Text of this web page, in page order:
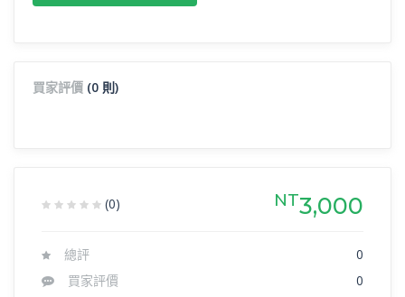
買家評價 (0 則)
(0) NT3,000
總評
0
買家評價
0